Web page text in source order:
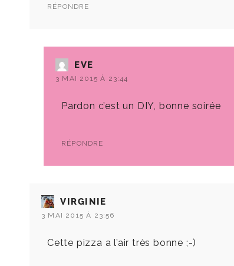
RÉPONDRE
EVE
3 MAI 2015 À 23:44
Pardon c’est un DIY, bonne soirée
RÉPONDRE
VIRGINIE
3 MAI 2015 À 23:56
Cette pizza a l’air très bonne ;-)